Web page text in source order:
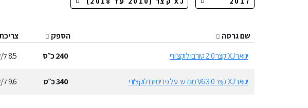
שם גרסה הספק
יגואר XJ קצר 2.0 טורבו לוקצ'ורי
240כ״ס 8.5
יגואר XJ קצר 3.0 V6 מגדש-על פרימיום לוקצ'ורי 340כ״ס 9.6